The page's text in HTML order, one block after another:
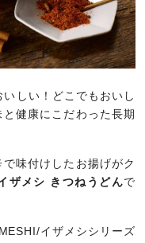
しい！どこでもおいし
健康にこだわった長期
味付けしたお揚げがク
ザメシ きつねうどんで
イザメシシリーズ